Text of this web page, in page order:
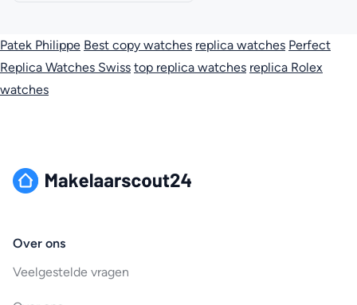
Patek Philippe Best copy watches replica watches Perfect
Replica Watches Swiss top replica watches replica Rolex
watches
Over ons
Veelgestelde vragen